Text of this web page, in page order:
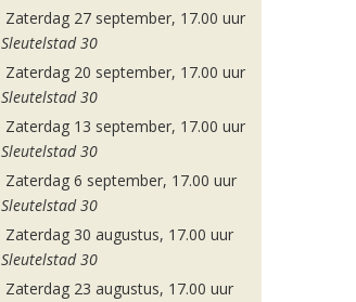
Zaterdag 27 september, 17.00 uur
Sleutelstad 30
Zaterdag 20 september, 17.00 uur
Sleutelstad 30
Zaterdag 13 september, 17.00 uur
Sleutelstad 30
Zaterdag 6 september, 17.00 uur
Sleutelstad 30
Zaterdag 30 augustus, 17.00 uur
Sleutelstad 30
Zaterdag 23 augustus, 17.00 uur